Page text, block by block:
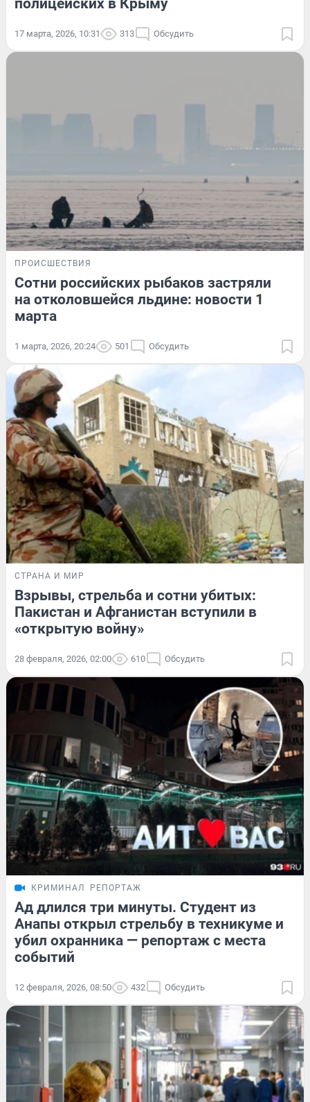
полицейских в Крыму
17 марта, 2026, 10:31 313 Обсудить
ПРОИСШЕСТВИЯ
Сотни российских рыбаков застряли
на отколовшейся льдине: новости 1
марта
1 марта, 2026, 20:24 501 Обсудить
СТРАНА И МИР
Взрывы, стрельба и сотни убитых:
Пакистан и Афганистан вступили в
«открытую войну»
28 февраля, 2026, 02:00 610 Обсудить
КРИМИНАЛ РЕПОРТАЖ
Ад длился три минуты. Студент из
Анапы открыл стрельбу в техникуме и
убил охранника — репортаж с места
событий
12 февраля, 2026, 08:50 432 Обсудить